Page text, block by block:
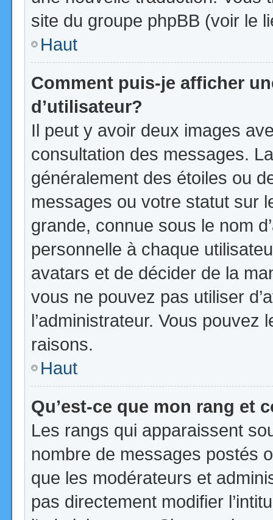
site du groupe phpBB (voir le
Haut
Comment puis-je afficher
d’utilisateur?
Il peut y avoir deux images
consultation des messages.
généralement des étoiles ou
messages ou votre statut sur
grande, connue sous le nom
personnelle à chaque
avatars et de décider de la
vous ne pouvez pas utiliser
l’administrateur. Vous
raisons.
Haut
Qu’est-ce que mon rang et
Les rangs qui apparaissent
nombre de messages postés
que les modérateurs et
pas directement modifier